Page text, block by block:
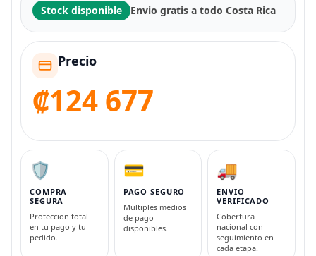
Stock disponible Envio gratis a todo Costa Rica
Precio
₡124 677
🛡️
COMPRA
SEGURA
Proteccion total
en tu pago y tu
pedido.
💳
PAGO SEGURO
Multiples medios
de pago
disponibles.
🚚
ENVIO
VERIFICADO
Cobertura
nacional con
seguimiento en
cada etapa.